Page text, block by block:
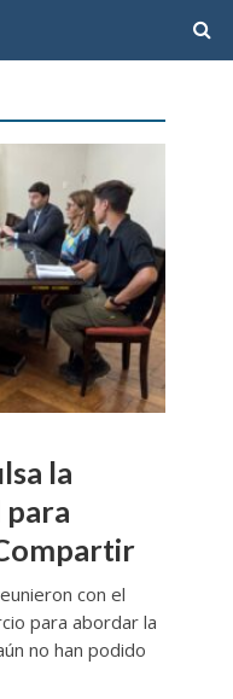
la
con el
para abordar la
no han podido